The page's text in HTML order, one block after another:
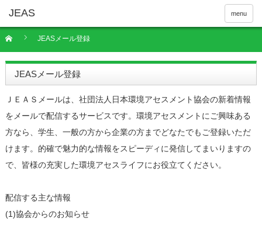
menu
JEASメール登録
JEASメール登録
ＪＥＡＳメールは、社団法人日本環境アセスメント協会の新着情報
をメールで配信するサービスです。環境アセスメントにご興味ある
方なら、学生、一般の方から企業の方までどなたでもご登録いただ
けます。的確で魅力的な情報をスピーディに発信してまいりますの
で、皆様の充実した環境アセスライフにお役立てください。
配信する主な情報
(1)協会からのお知らせ